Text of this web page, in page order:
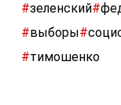
#зеленский#
#выборы#
#тимошенко